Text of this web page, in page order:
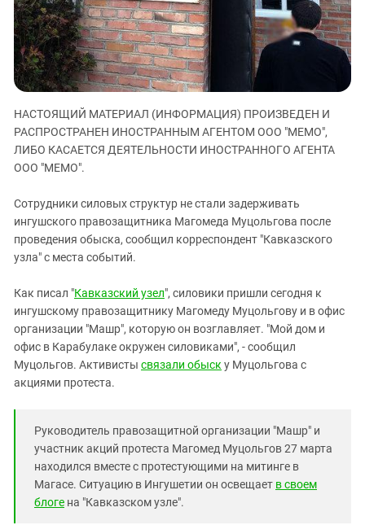
ЗАСТАВЛЯЕТ
КАВКАЗ ЗА ПАЛЕСТИНУ
ИНАКОМЫСЛИЕ В ЧЕЧНЕ
ПРЕСЛЕДОВАНИЕ АКТИВИСТОВ
МОБИЛИЗАЦИЯ И ПРОТЕСТЫ
Дагестан
Ингушетия
Кабардино-Балкария
Калмыкия
Карачаево-Черкесия
Краснодарский край
Нагорный Карабах
Северная Осетия - Алания
Ставропольский край
Чечня
Южная Осетия
Южный Кавказ
ЮФО
НАСТОЯЩИЙ МАТЕРИАЛ (ИНФОРМАЦИЯ) ПРОИЗВЕДЕН И
РАСПРОСТРАНЕН ИНОСТРАННЫМ АГЕНТОМ ООО "МЕМО",
ЛИБО КАСАЕТСЯ ДЕЯТЕЛЬНОСТИ ИНОСТРАННОГО АГЕНТА
ООО "МЕМО".
Сотрудники силовых структур не стали задерживать
ингушского правозащитника Магомеда Муцольгова после
проведения обыска, сообщил корреспондент "Кавказского
узла" с места событий.
Как писал "Кавказский узел", силовики пришли сегодня к
ингушскому правозащитнику Магомеду Муцольгову и в офис
организации "Машр", которую он возглавляет. "Мой дом и
офис в Карабулаке окружен силовиками", - сообщил
Муцольгов. Активисты связали обыску Муцольгова с
акциями протеста.
Руководитель правозащитной организации "Машр" и
участник акций протеста Магомед Муцольгов 27 марта
находился вместе с протестующими на митинге в
Магасе. Ситуацию в Ингушетии он освещает в своем
блоге на "Кавказском узле".